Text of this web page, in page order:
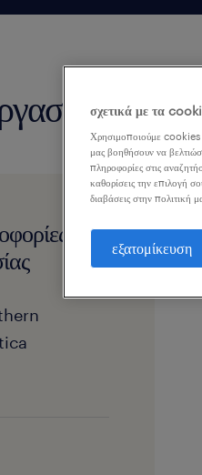
για
σχετικά με τα
Χρησιμοποιούμε cookies
μας βοηθήσουν να
πληροφορίες στις
καθορίσεις την επιλογή
διαβάσεις στην πολιτική
εξατομίκευση